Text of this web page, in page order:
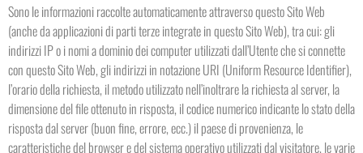
Sono le informazioni raccolte automaticamente attraverso questo Sito Web
(anche da applicazioni di parti terze integrate in questo Sito Web), tra cui: gli
indirizzi IP o i nomi a dominio dei computer utilizzati dall’Utente che si connette
con questo Sito Web, gli indirizzi in notazione URI (Uniform Resource Identifier),
l’orario della richiesta, il metodo utilizzato nell’inoltrare la richiesta al server, la
dimensione del file ottenuto in risposta, il codice numerico indicante lo stato della
risposta dal server (buon fine, errore, ecc.) il paese di provenienza, le
caratteristiche del browser e del sistema operativo utilizzati dal visitatore, le varie